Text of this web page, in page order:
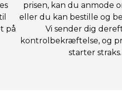
på
prisen, kan du anmode
eller du kan bestille og
Vi sender dig
kontrolbekræftelse, og
starter straks.